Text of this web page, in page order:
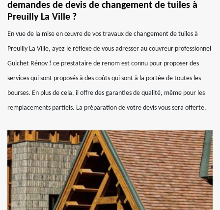
demandes de devis de changement de tuiles à
Preuilly La Ville ?
En vue de la mise en œuvre de vos travaux de changement de tuiles à
Preuilly La Ville, ayez le réflexe de vous adresser au couvreur professionnel
Guichet Rénov ! ce prestataire de renom est connu pour proposer des
services qui sont proposés à des coûts qui sont à la portée de toutes les
bourses. En plus de cela, il offre des garanties de qualité, même pour les
remplacements partiels. La préparation de votre devis vous sera offerte.